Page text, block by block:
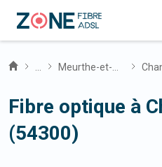
Fibre optique à
(54300)